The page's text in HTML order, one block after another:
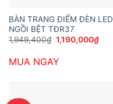
BÀN TRANG ĐIỂM ĐÈN LED
NGỒI BỆT TĐR37
1,949,400₫ Giá
gốc
1,949,400₫.
1,190,000₫Giá
hiện
MUA NGAY